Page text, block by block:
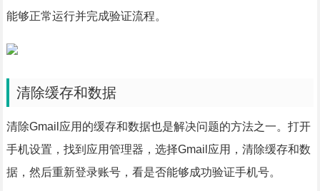
能够正常运行并完成验证流程。
清除缓存和数据
清除Gmail应用的缓存和数据也是解决问题的方法之一。打开
手机设置，找到应用管理器，选择Gmail应用，清除缓存和数
据，然后重新登录账号，看是否能够成功验证手机号。